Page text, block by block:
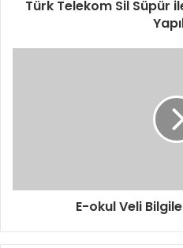
Türk Telekom Sil Süpür
E-okul Veli